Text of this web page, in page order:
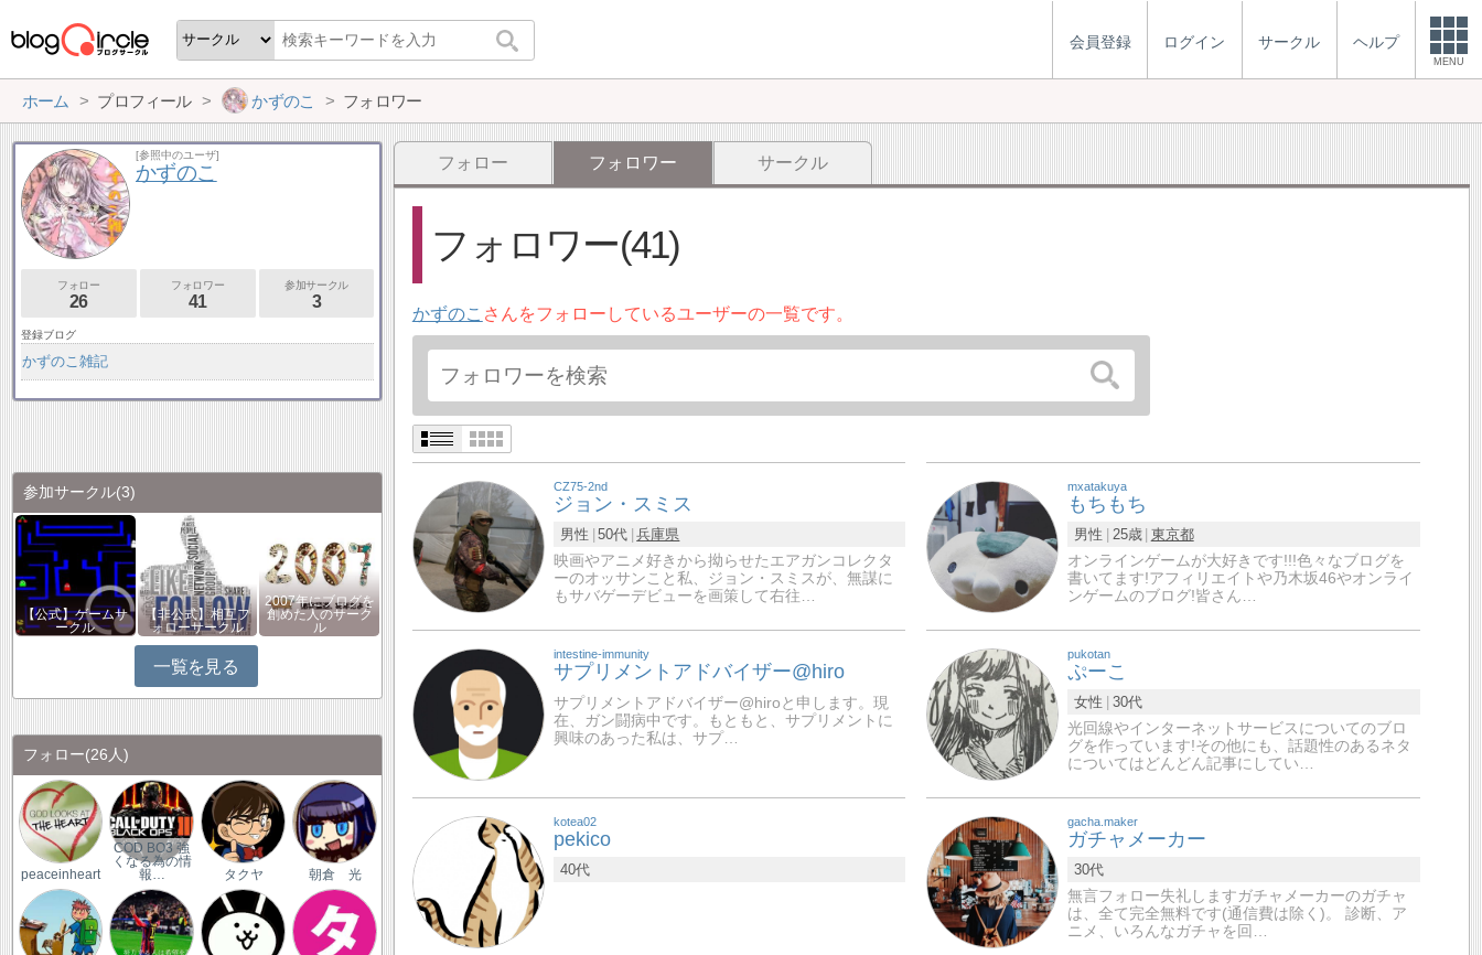
会員登録 ログイン サークル ヘルプ
MENU
ホーム プロフィール かずのこ フォロワー
フォロー フォロワー サークル
フォロワー(41)
かずのこ さんをフォローしているユーザーの一覧です。
CZ75-2nd
ジョン・スミス
男性 50代 兵庫県
映画やアニメ好きから拗らせたエアガンコレクタ
ーのオッサンこと私、ジョン・スミスが、無謀に
もサバゲーデビューを画策して右往…
mxatakuya
もちもち
男性 25歳 東京都
オンラインゲームが大好きです!!!色々なブログを
書いてます!アフィリエイトや乃木坂46やオンライ
ンゲームのブログ!皆さん…
intestine-immunity
サプリメントアドバイザー@hiro
サプリメントアドバイザー@hiroと申します。現
在、ガン闘病中です。もともと、サプリメントに
興味のあった私は、サプ…
pukotan
ぷーこ
女性
30代
光回線やインターネットサービスについてのブロ
グを作っています!その他にも、話題性のあるネタ
についてはどんどん記事にしてい…
kotea02
pekico
40代
gacha.maker
ガチャメーカー
30代
無言フォロー失礼しますガチャメーカーのガチャ
は、全て完全無料です(通信費は除く)。 診断、ア
ニメ、いろんなガチャを回…
[参照中のユーザ]
かずのこ
フォロー
26
フォロワー
41
参加サークル
3
登録ブログ
かずのこ雑記
参加サークル(3)
【公式】ゲームサ
ークル
【非公式】相互フ
ォローサークル
2007年にブログを
創めた人のサーク
ル
一覧を見る
フォロー(26人)
peaceinheart
COD BO3 強
くなる為の情
報…
タクヤ 朝倉 光